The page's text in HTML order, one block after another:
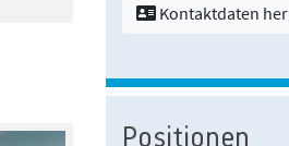
Kontaktdaten
Positionen